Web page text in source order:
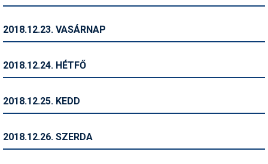
Telemark
Történelem
2018.12.23. VASÁRNAP
2018.12.24. HÉTFŐ
2018.12.25. KEDD
2018.12.26. SZERDA